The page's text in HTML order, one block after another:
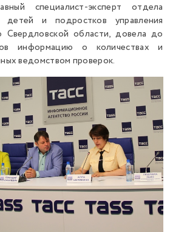
специалист-эксперт отдела
детей и подростков управления
Свердловской области, довела до
информацию о количествах и
ведомством проверок.